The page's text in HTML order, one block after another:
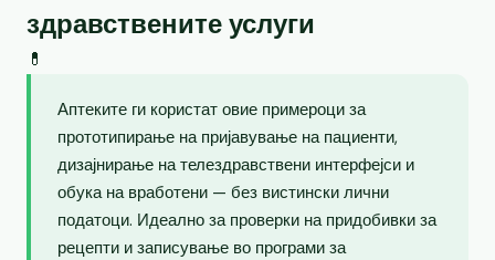
здравствените услуги
💊
Аптеките ги користат овие примероци за
прототипирање на пријавување на пациенти,
дизајнирање на телездравствени интерфејси и
обука на вработени — без вистински лични
податоци. Идеално за проверки на придобивки за
рецепти и записување во програми за